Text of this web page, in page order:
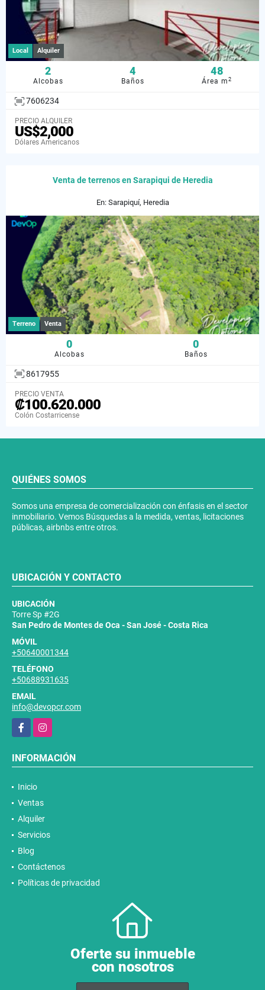
Local Alquiler
2
Alcobas
4
Baños
48
Área m2
7606234
PRECIO ALQUILER
US$2,000
Dólares Americanos
Venta de terrenos en Sarapiqui de Heredia
En: Sarapiquí, Heredia
Terreno Venta
0
Alcobas
0
Baños
8617955
PRECIO VENTA
₡100.620.000
Colón Costarricense
QUIÉNES SOMOS
Somos una empresa de comercialización con énfasis en el sector
inmobiliario. Vemos Búsquedas a la medida, ventas, licitaciones
públicas, airbnbs entre otros.
UBICACIÓN Y CONTACTO
UBICACIÓN
Torre Sp #2G
San Pedro de Montes de Oca - San José - Costa Rica
MÓVIL
+50640001344
TELÉFONO
+50688931635
EMAIL
info@devopcr.com
FacebookInstagram
INFORMACIÓN
Inicio
Ventas
Alquiler
Servicios
Blog
Contáctenos
Políticas de privacidad
Oferte su inmueble
con nosotros